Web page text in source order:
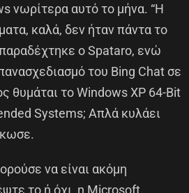
νωρίτερα αυτό το μήνα. “Η
καλά, δεν ήταν πάντα το
ο Spataro, ενώ
του Bing Chat σε
θυμάται το Windows XP 64-Bit
Systems; Απλά κυλάει
να είναι ακόμη
το ή όχι, η Microsoft